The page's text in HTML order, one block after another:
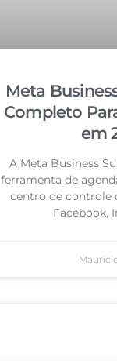
Meta
Completo
em
A Meta Business
ferramenta de
centro de controle
Facebook,